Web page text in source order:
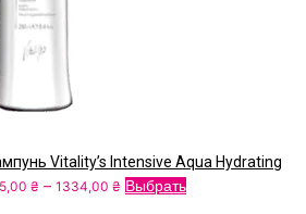
Vitality’s Intensive Aqua Hydrating
₴ – 1334,00 ₴ Диапазон
ВыбратьЭтот